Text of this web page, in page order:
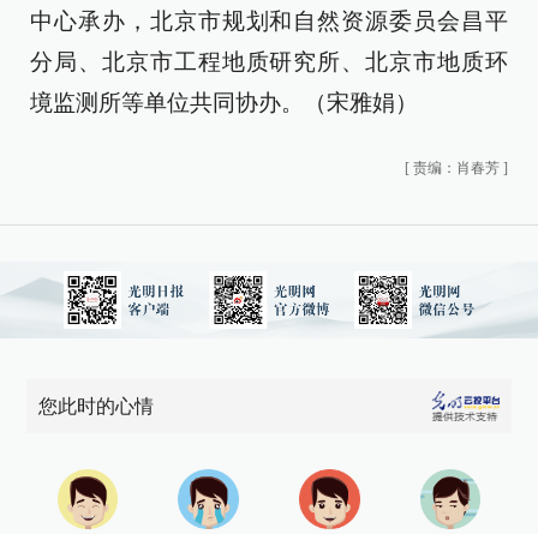
中心承办，北京市规划和自然资源委员会昌平
分局、北京市工程地质研究所、北京市地质环
境监测所等单位共同协办。（宋雅娟）
[ 责编：肖春芳 ]
您此时的心情